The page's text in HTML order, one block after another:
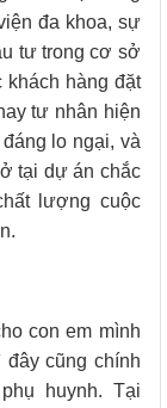
đa khoa, sự
tư trong cơ sở
khách hàng đặt
tư nhân hiện
lo ngại, và
tại dự án chắc
lượng cuộc
con em mình
cũng chính
huynh. Tại